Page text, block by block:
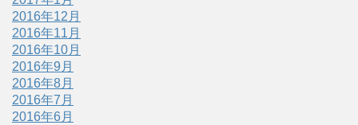
2016年12月
2016年11月
2016年10月
2016年9月
2016年8月
2016年7月
2016年6月